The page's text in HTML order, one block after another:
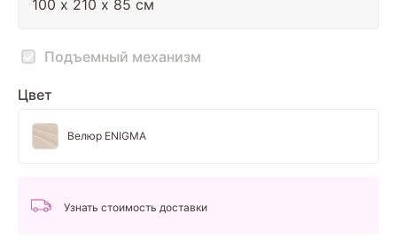
Подъемный механизм
Цвет
Велюр ENIGMA
Узнать стоимость доставки